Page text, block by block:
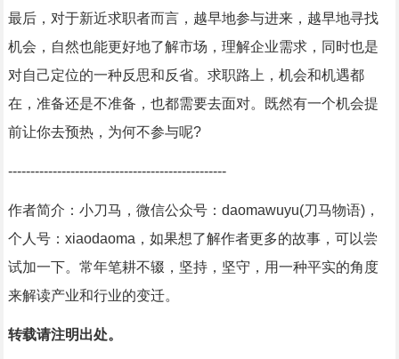
最后，对于新近求职者而言，越早地参与进来，越早地寻找
机会，自然也能更好地了解市场，理解企业需求，同时也是
对自己定位的一种反思和反省。求职路上，机会和机遇都
在，准备还是不准备，也都需要去面对。既然有一个机会提
前让你去预热，为何不参与呢?
-------------------------------------------------
作者简介：小刀马，微信公众号：daomawuyu(刀马物语)，
个人号：xiaodaoma，如果想了解作者更多的故事，可以尝
试加一下。常年笔耕不辍，坚持，坚守，用一种平实的角度
来解读产业和行业的变迁。
转载请注明出处。